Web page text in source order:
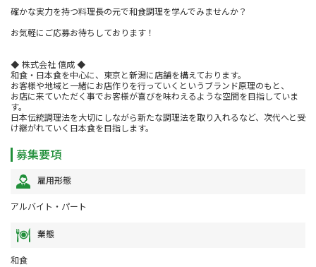
確かな実力を持つ料理長の元で和食調理を学んでみませんか？
お気軽にご応募お待ちしております！
◆ 株式会社 僖成 ◆
和食・日本食を中心に、東京と新潟に店舗を構えております。
お客様や地域と一緒にお店作りを行っていくというブランド原理のもと、
お店に来ていただく事でお客様が喜びを味わえるような空間を目指していま
す。
日本伝統調理法を大切にしながら新たな調理法を取り入れるなど、次代へと受
け継がれていく日本食を目指します。
募集要項
雇用形態
アルバイト・パート
業態
和食